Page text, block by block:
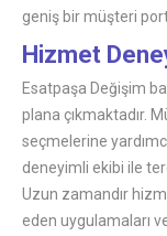
geniş bir müşteri
Hizmet
Esatpaşa Değişim
plana çıkmaktadır.
seçmelerine
deneyimli ekibi ile
Uzun zamandır
eden uygulamaları